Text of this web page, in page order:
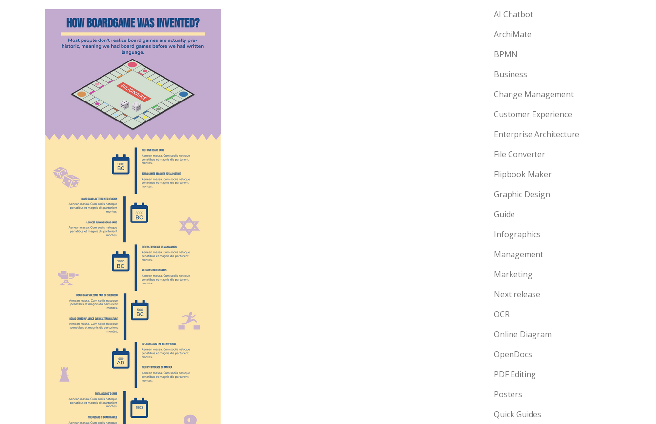
AI Chatbot
ArchiMate
BPMN
Business
Change Management
Customer Experience
Enterprise Architecture
File Converter
Flipbook Maker
Graphic Design
Guide
Infographics
Management
Marketing
Next release
OCR
Online Diagram
OpenDocs
PDF Editing
Posters
Quick Guides